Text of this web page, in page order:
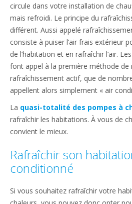
circule dans votre installation de
mais refroidi. Le principe du
différent. Aussi appelé
consiste à puiser l’air frais extérieur
de l’habitation et en rafraîchir l’air.
font appel à la première méthode de
rafraîchissement actif, que de
appellent alors simplement « air
La quasi-totalité des pompes à
rafraîchir les habitations. À vous de
convient le mieux.
Rafraîchir son
conditionné
Si vous souhaitez rafraîchir votre